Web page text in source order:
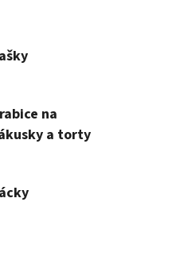
na
a torty